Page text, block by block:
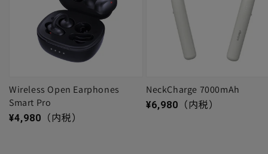
Wireless Open Earphones
Smart Pro
通常価格
¥4,980 （内税）
NeckCharge 7000mAh
通常価格
¥6,980 （内税）